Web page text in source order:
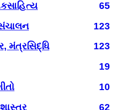
65
123
મંત્રસિદ્ધિ
123
19
10
62